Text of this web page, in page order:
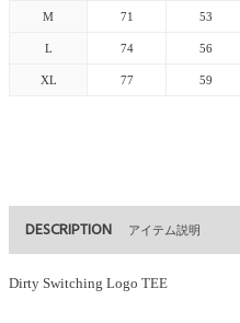
M 71 53
L 74 56
XL 77 59
DESCRIPTION アイテム説明
Dirty Switching Logo TEE